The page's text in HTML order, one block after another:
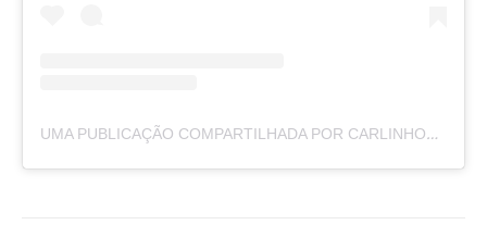
UMA PUBLICAÇÃO COMPARTILHADA POR CARLINHOS DO MANGÃO (@CARLINHOSMANGAO)